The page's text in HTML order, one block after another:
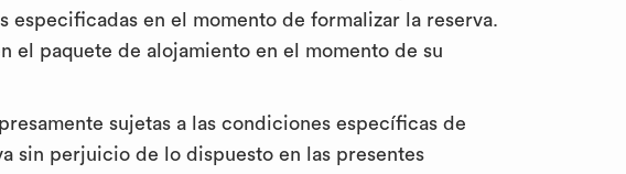
en el momento de formalizar la reserva.
el paquete de alojamiento en el momento de su
sujetas a las condiciones específicas de
sin perjuicio de lo dispuesto en las presentes